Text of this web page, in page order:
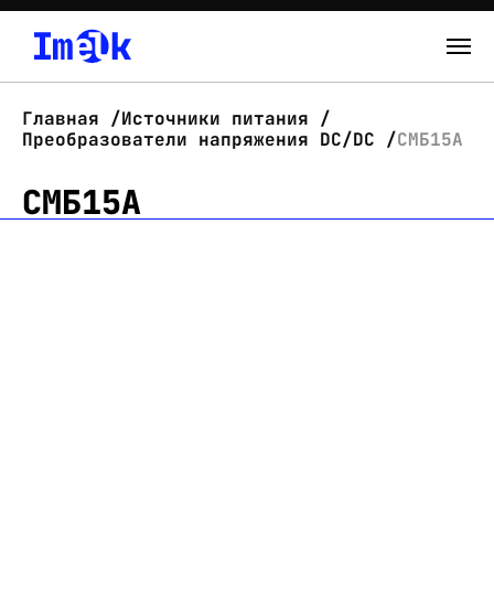
О нас
Новости
Главная
Источники питания
Преобразователи напряжения DC/DC
СМБ15А
СМБ15А